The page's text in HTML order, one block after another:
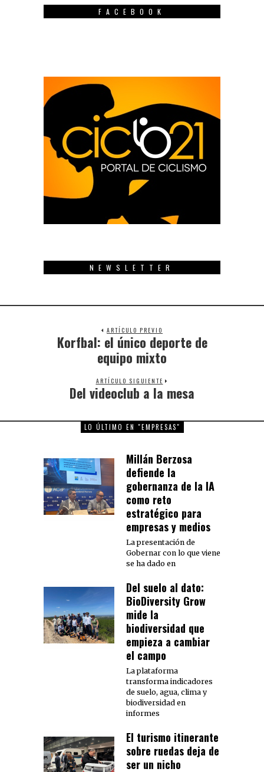
FACEBOOK
NEWSLETTER
ARTÍCULO PREVIO
Previous
post:
Korfbal: el único deporte de
equipo mixto
ARTÍCULO SIGUIENTE
Next
Del videoclub a la mesa
LO ÚLTIMO EN "EMPRESAS"
Millán Berzosa
defiende la
gobernanza de la IA
como reto
estratégico para
empresas y medios
La presentación de
Gobernar con lo que viene
se ha dado en
Del suelo al dato:
BioDiversity Grow
mide la
biodiversidad que
empieza a cambiar
el campo
La plataforma
transforma indicadores
de suelo, agua, clima y
biodiversidad en
informes
El turismo itinerante
sobre ruedas deja de
ser un nicho